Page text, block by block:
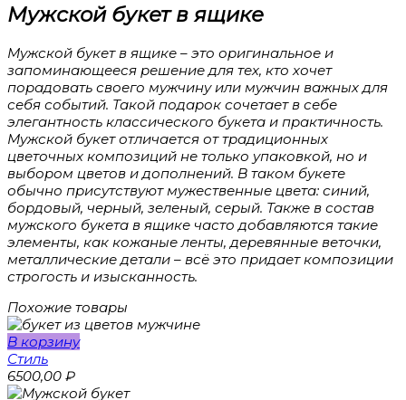
Мужской букет в ящике
Мужской букет в ящике – это оригинальное и
запоминающееся решение для тех, кто хочет
порадовать своего мужчину или мужчин важных для
себя событий. Такой подарок сочетает в себе
элегантность классического букета и практичность.
Мужской букет отличается от традиционных
цветочных композиций не только упаковкой, но и
выбором цветов и дополнений. В таком букете
обычно присутствуют мужественные цвета: синий,
бордовый, черный, зеленый, серый. Также в состав
мужского букета в ящике часто добавляются такие
элементы, как кожаные ленты, деревянные веточки,
металлические детали – всё это придает композиции
строгость и изысканность.
Похожие товары
В корзину
Стиль
6500,00 ₽